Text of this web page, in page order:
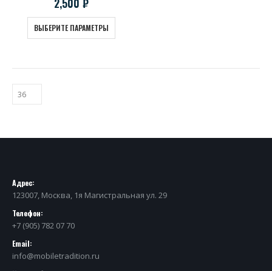
ВЫБЕРИТЕ ПАРАМЕТРЫ
Адрес:
123007, Москва, 1я Магистральная ул. 29
Телефон:
+7 (905) 782 07 70
Email:
info@mobiletradition.ru